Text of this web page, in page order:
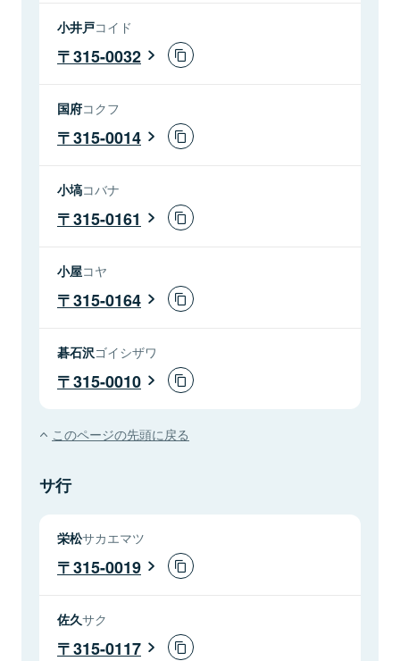
小井戸コイド
315-0032
国府コクフ
315-0014
小塙コバナ
315-0161
小屋コヤ
315-0164
碁石沢ゴイシザワ
315-0010
このページの先頭に戻る
サ行
栄松サカエマツ
315-0019
佐久サク
315-0117